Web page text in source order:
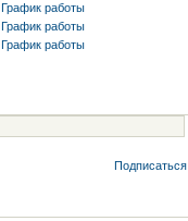
График работы
График работы
График работы
Подписаться